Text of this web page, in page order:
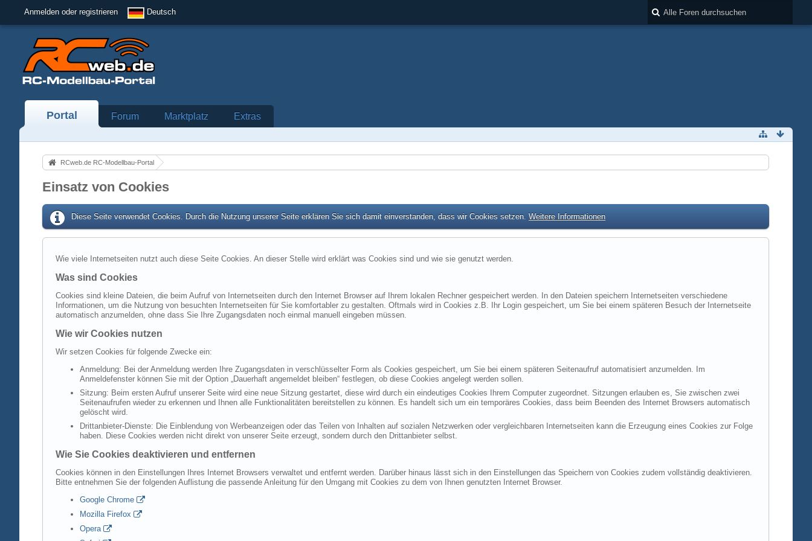
Anmelden oder registrieren Deutsch
Portal Forum Marktplatz Extras
RCweb.de RC-Modellbau-Portal
Einsatz von Cookies
Diese Seite verwendet Cookies. Durch die Nutzung unserer Seite erklären Sie sich damit einverstanden, dass wir Cookies setzen. Weitere Informationen
Wie viele Internetseiten nutzt auch diese Seite Cookies. An dieser Stelle wird erklärt was Cookies sind und wie sie genutzt werden.
Was sind Cookies
Cookies sind kleine Dateien, die beim Aufruf von Internetseiten durch den Internet Browser auf Ihrem lokalen Rechner gespeichert werden. In den Dateien speichern Internetseiten verschiedene
Informationen, um die Nutzung von besuchten Internetseiten für Sie komfortabler zu gestalten. Oftmals wird in Cookies z.B. Ihr Login gespeichert, um Sie bei einem späteren Besuch der Internetseite
automatisch anzumelden, ohne dass Sie Ihre Zugangsdaten noch einmal manuell eingeben müssen.
Wie wir Cookies nutzen
Wir setzen Cookies für folgende Zwecke ein:
Anmeldung: Bei der Anmeldung werden Ihre Zugangsdaten in verschlüsselter Form als Cookies gespeichert, um Sie bei einem späteren Seitenaufruf automatisiert anzumelden. Im
Anmeldefenster können Sie mit der Option „Dauerhaft angemeldet bleiben“ festlegen, ob diese Cookies angelegt werden sollen.
Sitzung: Beim ersten Aufruf unserer Seite wird eine neue Sitzung gestartet, diese wird durch ein eindeutiges Cookies Ihrem Computer zugeordnet. Sitzungen erlauben es, Sie zwischen zwei
Seitenaufrufen wieder zu erkennen und Ihnen alle Funktionalitäten bereitstellen zu können. Es handelt sich um ein temporäres Cookies, dass beim Beenden des Internet Browsers automatisch
gelöscht wird.
Drittanbieter-Dienste: Die Einblendung von Werbeanzeigen oder das Teilen von Inhalten auf sozialen Netzwerken oder vergleichbaren Internetseiten kann die Erzeugung eines Cookies zur Folge
haben. Diese Cookies werden nicht direkt von unserer Seite erzeugt, sondern durch den Drittanbieter selbst.
Wie Sie Cookies deaktivieren und entfernen
Cookies können in den Einstellungen Ihres Internet Browsers verwaltet und entfernt werden. Darüber hinaus lässt sich in den Einstellungen das Speichern von Cookies zudem vollständig deaktivieren.
Bitte entnehmen Sie der folgenden Auflistung die passende Anleitung für den Umgang mit Cookies zu dem von Ihnen genutzten Internet Browser.
Google Chrome
Mozilla Firefox
Opera